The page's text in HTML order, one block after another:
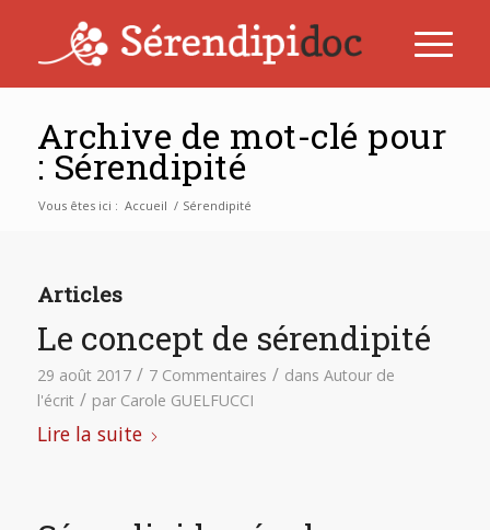
Archive de mot-clé pour
: Sérendipité
Vous êtes ici : Accueil / Sérendipité
Articles
Le concept de sérendipité
29 août 2017 / 7 Commentaires / dans Autour de
l'écrit / par Carole GUELFUCCI
Lire la suite